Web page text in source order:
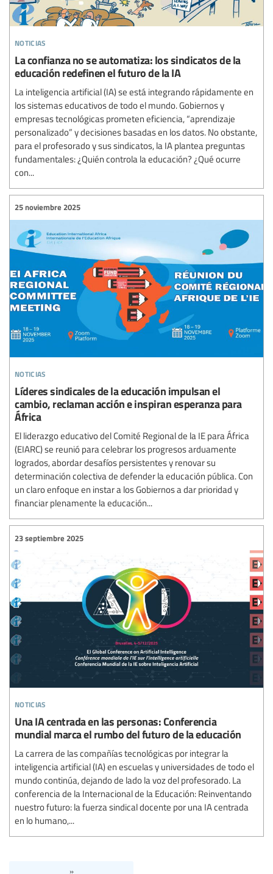
noticias
La confianza no se automatiza: los sindicatos de la
educación redefinen el futuro de la IA
La inteligencia artificial (IA) se está integrando rápidamente en
los sistemas educativos de todo el mundo. Gobiernos y
empresas tecnológicas prometen eficiencia, “aprendizaje
personalizado” y decisiones basadas en los datos. No obstante,
para el profesorado y sus sindicatos, la IA plantea preguntas
fundamentales: ¿Quién controla la educación? ¿Qué ocurre
con...
noticias
25 noviembre 2025
Líderes sindicales de la educación impulsan el
cambio, reclaman acción e inspiran esperanza para
África
El liderazgo educativo del Comité Regional de la IE para África
(EIARC) se reunió para celebrar los progresos arduamente
logrados, abordar desafíos persistentes y renovar su
determinación colectiva de defender la educación pública. Con
un claro enfoque en instar a los Gobiernos a dar prioridad y
financiar plenamente la educación...
noticias
23 septiembre 2025
Una IA centrada en las personas: Conferencia
mundial marca el rumbo del futuro de la educación
La carrera de las compañías tecnológicas por integrar la
inteligencia artificial (IA) en escuelas y universidades de todo el
mundo continúa, dejando de lado la voz del profesorado. La
conferencia de la Internacional de la Educación: Reinventando
nuestro futuro: la fuerza sindical docente por una IA centrada
en lo humano,...
»